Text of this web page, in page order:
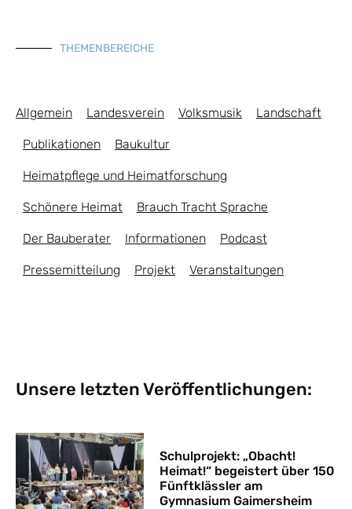
THEMENBEREICHE
Allgemein Landesverein Volksmusik Landschaft
Publikationen Baukultur
Heimatpflege und Heimatforschung
Schönere Heimat Brauch Tracht Sprache
Der Bauberater Informationen Podcast
Pressemitteilung Projekt Veranstaltungen
Unsere letzten Veröffentlichungen:
Schulprojekt: „Obacht!
Heimat!“ begeistert über 150
Fünftklässler am
Gymnasium Gaimersheim